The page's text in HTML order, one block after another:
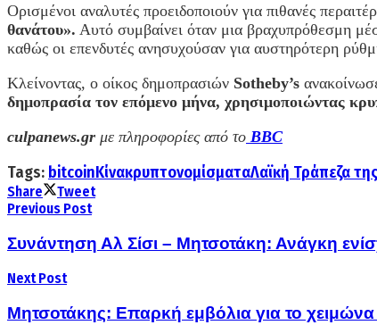
Ορισμένοι αναλυτές προειδοποιούν για πιθανές
θανάτου». Αυτό συμβαίνει όταν μια βραχυπρόθεσμη
καθώς οι επενδυτές ανησυχούσαν για αυστηρότερη
Κλείνοντας, ο οίκος δημοπρασιών Sotheby’s
δημοπρασία τον επόμενο μήνα, χρησιμοποιώντας
culpanews.gr με πληροφορίες από το BBC
Tags: bitcoinΚίνακρυπτονομίσματαΛαϊκή Τράπεζα
Share
Tweet
Previous Post
Συνάντηση Αλ Σίσι – Μητσοτάκη: Ανάγκη
Next Post
Μητσοτάκης: Eπαρκή εμβόλια για το